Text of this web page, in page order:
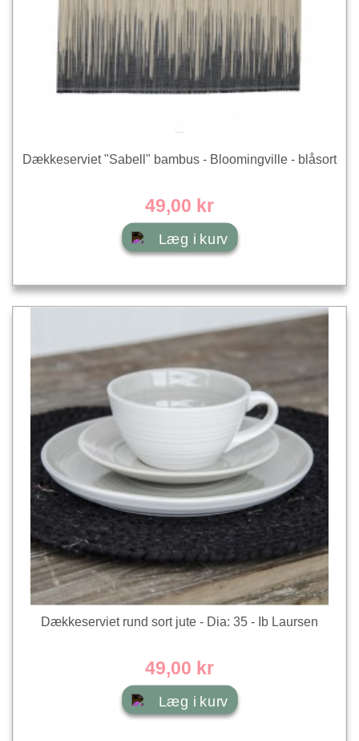
Dækkeserviet "Sabell" bambus - Bloomingville - blåsort
49,00 kr
Læg i kurv
Dækkeserviet rund sort jute - Dia: 35 - Ib Laursen
49,00 kr
Læg i kurv